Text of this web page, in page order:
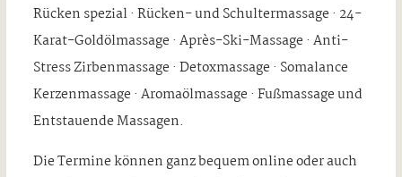
Rücken spezial · Rücken- und Schultermassage · 24-
Karat-Goldölmassage · Après-Ski-Massage · Anti-
Stress Zirbenmassage · Detoxmassage · Somalance
Kerzenmassage · Aromaölmassage · Fußmassage und
Entstauende Massagen.
Die Termine können ganz bequem online oder auch